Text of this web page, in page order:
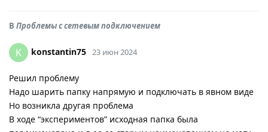
В Проблемы с сетевым подключением
K konstantin75 23 июн 2024
Решил проблему
Надо шарить папку напрямую и подключать в явном виде
Но возникла другая проблема
В ходе “экспериментов” исходная папка была